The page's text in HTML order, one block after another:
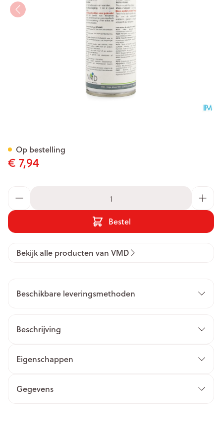
€ 7,94
Bestel
Op bestelling
Bekijk alle producten van VMD
Beschikbare leveringsmethoden
Beschrijving
Eigenschappen
Gegevens